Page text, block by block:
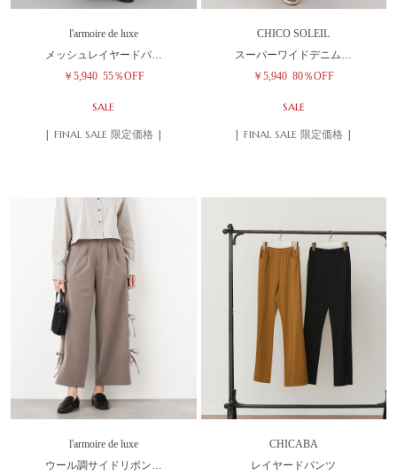
l'armoire de luxe
メッシュレイヤードパ…
￥5,940 55％OFF
SALE
| FINAL SALE 限定価格 |
CHICO SOLEIL
スーパーワイドデニム…
￥5,940 80％OFF
SALE
| FINAL SALE 限定価格 |
l'armoire de luxe
ウール調サイドリボン…
CHICABA
レイヤードパンツ